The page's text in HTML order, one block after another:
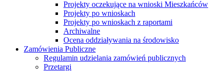
Projekty oczekujące na wnioski Mieszkańców
Projekty po wnioskach
Projekty po wnioskach z raportami
Archiwalne
Ocena oddziaływania na środowisko
Zamówienia Publiczne
Regulamin udzielania zamówień publicznych
Przetargi